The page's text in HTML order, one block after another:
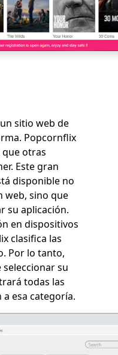
sitio web de
Popcornflix
que otras
Este gran
disponible no
web, sino que
su aplicación.
en dispositivos
clasifica las
Por lo tanto,
su
todas las
esa categoría.